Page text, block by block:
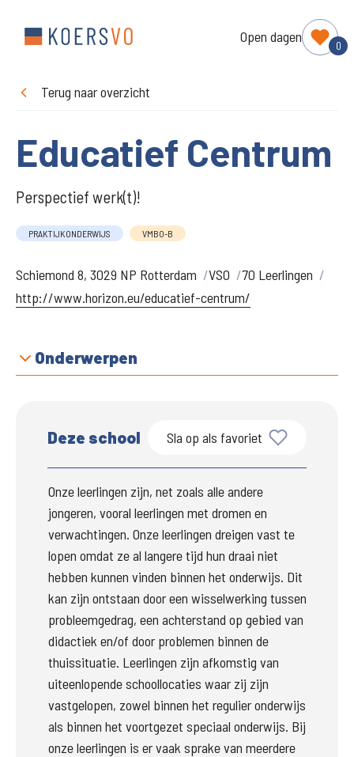
Open dagen
0
Terug naar overzicht
Educatief Centrum
Perspectief werk(t)!
PRAKTIJKONDERWIJS VMBO-B
Schiemond 8, 3029 NP Rotterdam VSO
70 Leerlingen
http://www.horizon.eu/educatief-centrum/
Onderwerpen
Deze school Sla op als favoriet
Onze leerlingen zijn, net zoals alle andere
jongeren, vooral leerlingen met dromen en
verwachtingen. Onze leerlingen dreigen vast te
lopen omdat ze al langere tijd hun draai niet
hebben kunnen vinden binnen het onderwijs. Dit
kan zijn ontstaan door een wisselwerking tussen
probleemgedrag, een achterstand op gebied van
didactiek en/of door problemen binnen de
thuissituatie. Leerlingen zijn afkomstig van
uiteenlopende schoollocaties waar zij zijn
vastgelopen, zowel binnen het regulier onderwijs
als binnen het voortgezet speciaal onderwijs. Bij
onze leerlingen is er vaak sprake van meerdere